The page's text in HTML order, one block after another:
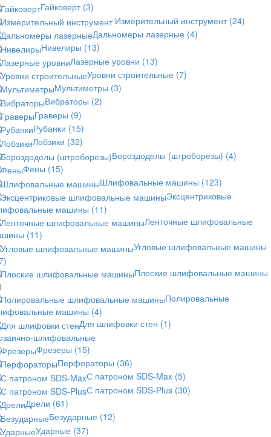
Гайковерт (3)
Измерительный инструмент (24)
Дальномеры лазерные (4)
Нивелиры (13)
Лазерные уровни (13)
Уровни строительные (7)
Мультиметры (3)
Вибраторы (2)
Граверы (9)
Рубанки (15)
Лобзики (32)
Бороздоделы (штроборезы) (4)
Фены (15)
Шлифовальные машины (123)
Эксцентриковые
машины (11)
Ленточные шлифовальные
(11)
Угловые шлифовальные машины
Плоские шлифовальные машины
Полировальные
машины (4)
Для шлифовки стен (1)
шлифовальные
Фрезеры (15)
Перфораторы (36)
С патроном SDS-Max (5)
С патроном SDS-Plus (30)
Дрели (61)
Безударные (12)
Ударные (37)